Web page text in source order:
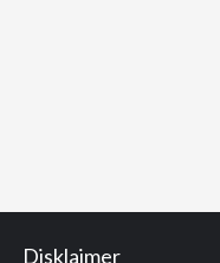
Disklaimer